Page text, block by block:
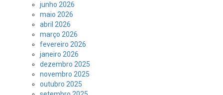
junho 2026
maio 2026
abril 2026
março 2026
fevereiro 2026
janeiro 2026
dezembro 2025
novembro 2025
outubro 2025